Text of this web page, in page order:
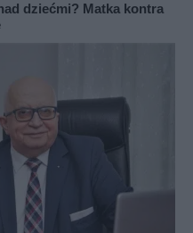
dziećmi? Matka kontra